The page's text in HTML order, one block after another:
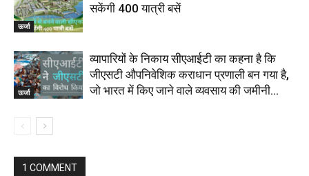
ऊर्जा
सकेंगी 400 यात्री बसें
ऊर्जा
व्यापारियों के निकाय सीएआईटी का कहना है कि
जीएसटी औपनिवेशिक कराधान प्रणाली बन गया है,
जो भारत में किए जाने वाले व्यवसाय की जमीनी...
1 COMMENT